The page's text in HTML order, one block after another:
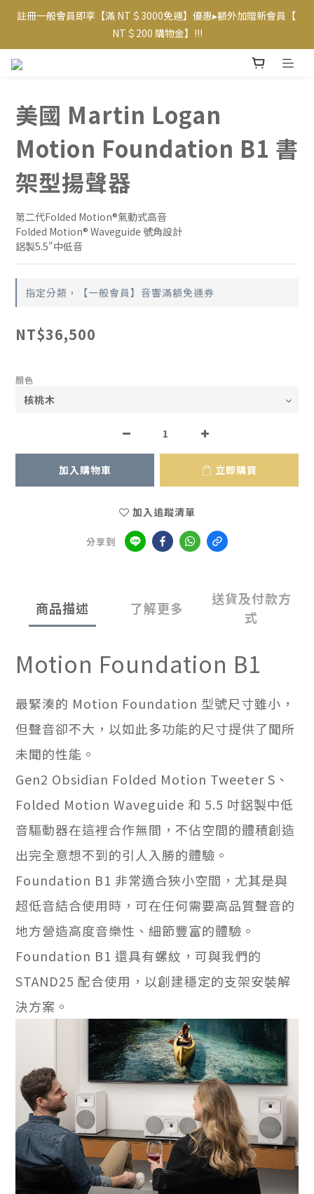
【專屬VIP折扣】已上線~ 請至【帳戶】查看相應優惠及等級
註冊一般會員即享【滿 NT＄3000免運】優惠▸額外加贈新會員【
NT＄200 購物金】!!!
【專屬VIP折扣】已上線~ 請至【帳戶】查看相應優惠及等級
美國 Martin Logan
Motion Foundation B1 書
架型揚聲器
第二代Folded Motion®氣動式高音
Folded Motion® Waveguide 號角設計
鋁製5.5"中低音
指定分類，【一般會員】音響滿額免運券
NT$36,500
顏色
加入購物車 立即購買
加入追蹤清單
分享到
商品描述 了解更多
送貨及付款方
式
Motion Foundation B1
最緊湊的 Motion Foundation 型號尺寸雖小，
但聲音卻不大，以如此多功能的尺寸提供了聞所
未聞的性能。
Gen2 Obsidian Folded Motion Tweeter S、
Folded Motion Waveguide 和 5.5 吋鋁製中低
音驅動器在這裡合作無間，不佔空間的體積創造
出完全意想不到的引人入勝的體驗。
Foundation B1 非常適合狹小空間，尤其是與
超低音結合使用時，可在任何需要高品質聲音的
地方營造高度音樂性、細節豐富的體驗。
Foundation B1 還具有螺紋，可與我們的
STAND25 配合使用，以創建穩定的支架安裝解
決方案。